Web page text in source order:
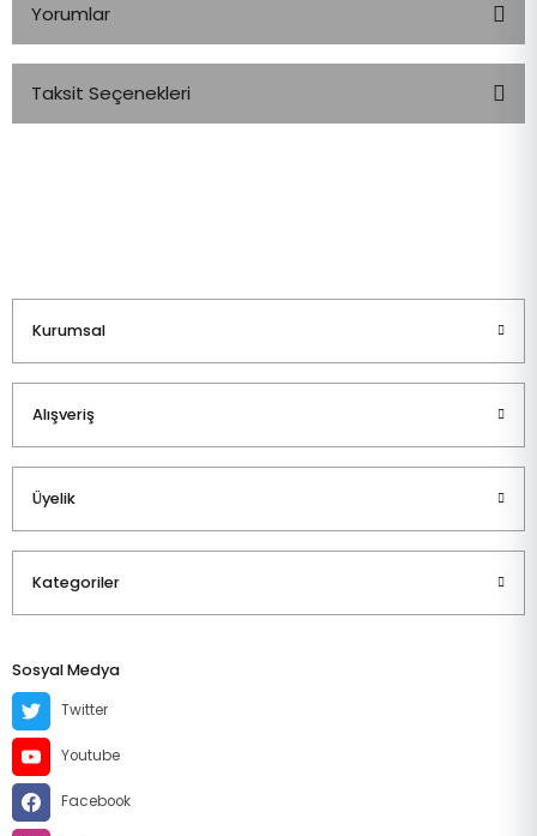
Yorumlar
Taksit Seçenekleri
Kurumsal
Alışveriş
Üyelik
Kategoriler
Sosyal Medya
Twitter
Youtube
Facebook